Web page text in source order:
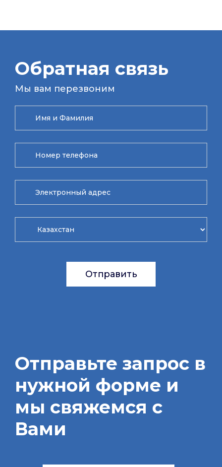
Обратная связь
Мы вам перезвоним
Отправить
Отправьте запрос в
нужной форме и
мы свяжемся с
Вами